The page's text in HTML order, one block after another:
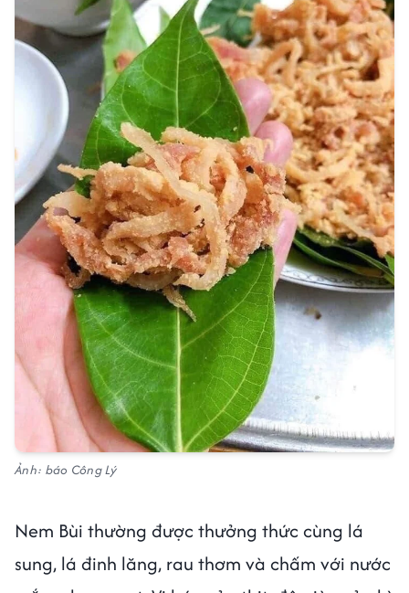
Ảnh: báo Công Lý
Nem Bùi thường được thưởng thức cùng lá
sung, lá đinh lăng, rau thơm và chấm với nước